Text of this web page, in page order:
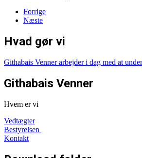
Forrige
Næste
Hvad gør vi
Githabais Venner arbejder i dag med at
Githabais Venner
Hvem er vi
Vedtægter
Bestyrelsen
Kontakt